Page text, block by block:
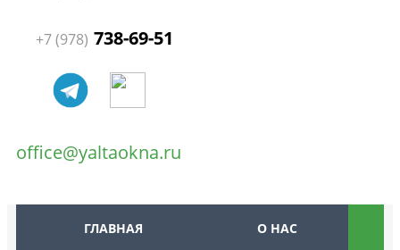
+7 (978) 738-69-51
office@yaltaokna.ru
ГЛАВНАЯ О НАС